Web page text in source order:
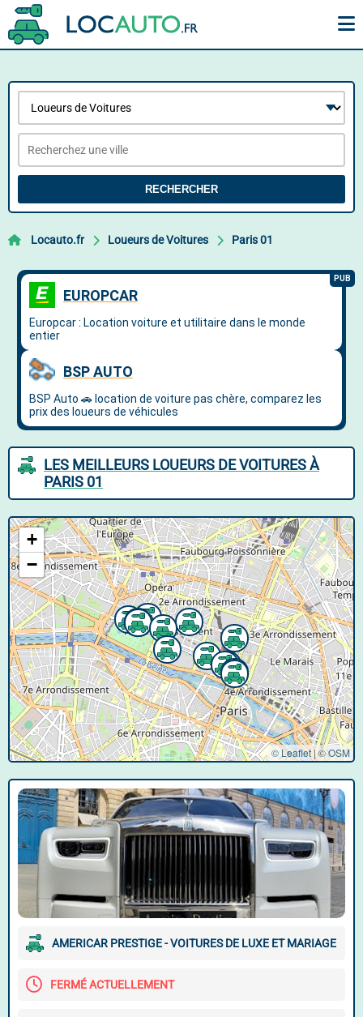
RECHERCHER
Locauto.fr Loueurs de Voitures Paris 01
LES MEILLEURS LOUEURS DE VOITURES À
PARIS 01
+
−
© Leaflet|©OSM
AMERICAR PRESTIGE - VOITURES DE LUXE ET MARIAGE
FERMÉ ACTUELLEMENT